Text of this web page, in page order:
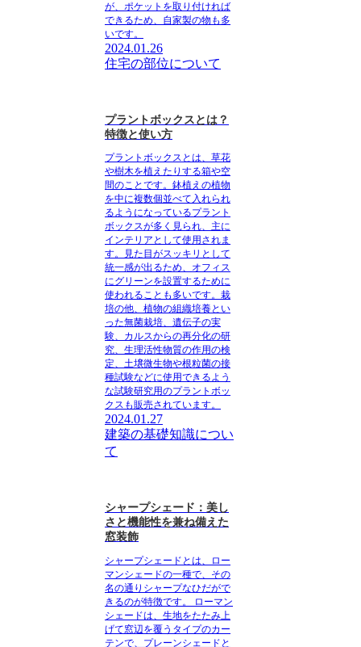
が、ポケットを取り付ければ
できるため、自家製の物も多
いです。
2024.01.26
住宅の部位について
プラントボックスとは？
特徴と使い方
プラントボックスとは、草花
や樹木を植えたりする箱や空
間のことです。 鉢植えの植物
を中に複数個並べて入れられ
るようになっているプラント
ボックスが多く見られ、主に
インテリアとして使用されま
す。見た目がスッキリとして
統一感が出るため、オフィス
にグリーンを設置するために
使われることも多いです。栽
培の他、植物の組織培養とい
った無菌栽培、遺伝子の実
験、カルスからの再分化の研
究、生理活性物質の作用の検
定、土壌微生物や根粒菌の接
種試験などに使用できるよう
な試験研究用のプラントボッ
クスも販売されています。
2024.01.27
建築の基礎知識につい
て
シャープシェード：美し
さと機能性を兼ね備えた
窓装飾
シャープシェードとは、ロー
マンシェードの一種で、その
名の通りシャープなひだがで
きるのが特徴です。
ローマン
シェードは、生地をたたみ上
げて窓辺を覆うタイプのカー
テンで、プレーンシェードと